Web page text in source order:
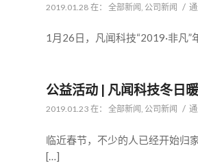
2019.01.28 在： 全部新闻 公司新闻 / 通
1月26日，凡闻科技“2019·非凡
公益活动 | 凡闻科技冬日
2019.01.23 在： 全部新闻, 公司新闻 / 通
临近春节，不少的人已经开始归
[…]